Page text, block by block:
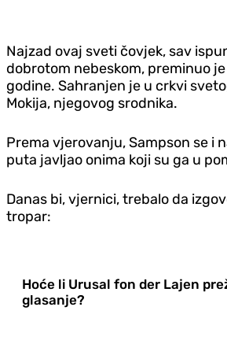
Najzad ovaj sveti čovjek, sav
dobrotom nebeskom, preminuo
godine. Sahranjen je u crkvi
Mokija, njegovog srodnika.
Prema vjerovanju, Sampson se i
puta javljao onima koji su ga u
Danas bi, vjernici, trebalo da
tropar:
Hoće li Urusal fon der Lajen
glasanje?